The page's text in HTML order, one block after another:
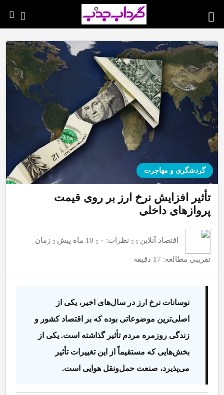
گردشگری و مهاجرت
تأثیر افزایش نرخ ارز بر روی قیمت
پروازهای داخلی
اقتصاد آنلاین نظرات: ۰ 10 ماه پیش زمان
تقریبی مطالعه: 17 دقیقه
نوسانات نرخ ارز در سال‌های اخیر، یکی از
اصلی‌ترین موضوعاتی بوده که بر اقتصاد کشور و
زندگی روزمره مردم تأثیر گذاشته است. یکی از
بخش‌هایی که مستقیماً از این تغییرات تأثیر
می‌پذیرد، صنعت حمل‌ونقل هوایی است.